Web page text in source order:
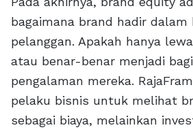
bagaimana brand hadir dalam
pelanggan. Apakah hanya
atau benar-benar menjadi
pengalaman mereka.
pelaku bisnis untuk melihat
sebagai biaya, melainkan